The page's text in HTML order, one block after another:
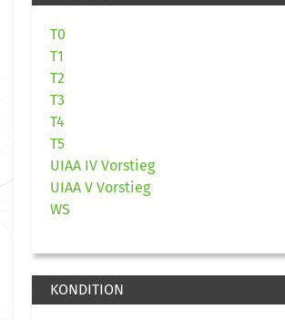
T0
T1
T2
T3
T4
T5
UIAA IV Vorstieg
UIAA V Vorstieg
WS
KONDITION